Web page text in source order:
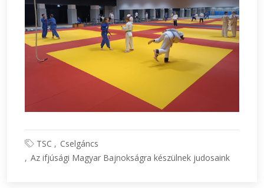
TSC
Cselgáncs
Az ifjúsági Magyar Bajnokságra készülnek judosaink